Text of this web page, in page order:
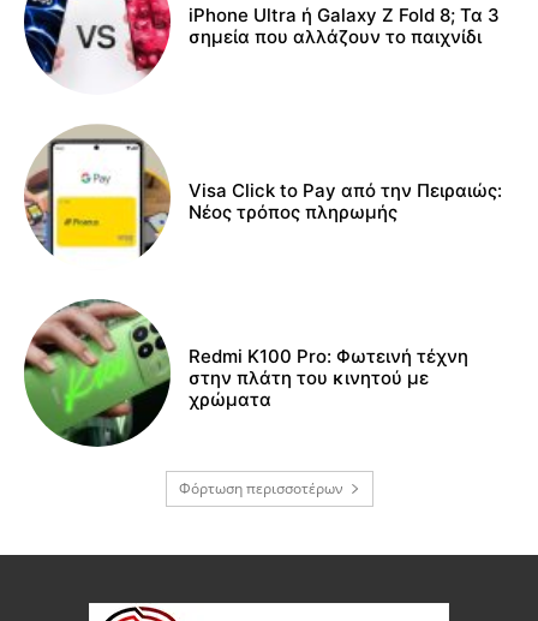
iPhone Ultra ή Galaxy Z Fold 8; Τα 3
σημεία που αλλάζουν το παιχνίδι
Visa Click to Pay από την Πειραιώς:
Νέος τρόπος πληρωμής
Redmi K100 Pro: Φωτεινή τέχνη
στην πλάτη του κινητού με
χρώματα
Φόρτωση περισσοτέρων